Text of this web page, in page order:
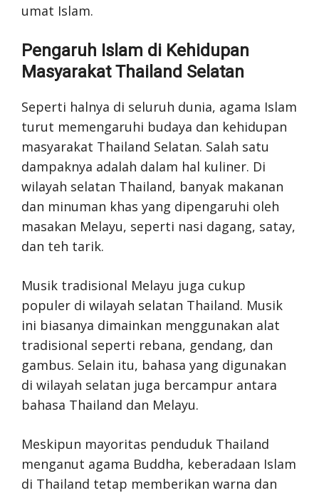
umat Islam.
Pengaruh Islam di Kehidupan
Masyarakat Thailand Selatan
Seperti halnya di seluruh dunia, agama Islam
turut memengaruhi budaya dan kehidupan
masyarakat Thailand Selatan. Salah satu
dampaknya adalah dalam hal kuliner. Di
wilayah selatan Thailand, banyak makanan
dan minuman khas yang dipengaruhi oleh
masakan Melayu, seperti nasi dagang, satay,
dan teh tarik.
Musik tradisional Melayu juga cukup
populer di wilayah selatan Thailand. Musik
ini biasanya dimainkan menggunakan alat
tradisional seperti rebana, gendang, dan
gambus. Selain itu, bahasa yang digunakan
di wilayah selatan juga bercampur antara
bahasa Thailand dan Melayu.
Meskipun mayoritas penduduk Thailand
menganut agama Buddha, keberadaan Islam
di Thailand tetap memberikan warna dan